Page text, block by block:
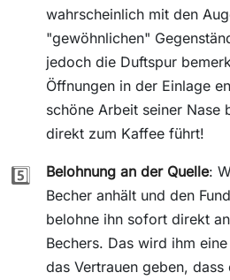
wahrscheinlich mit den
"gewöhnlichen"
jedoch die Duftspur
Öffnungen in der Einlage
schöne Arbeit seiner Nase
direkt zum Kaffee führt!
5️⃣ Belohnung an der Quelle:
Becher anhält und den
belohne ihn sofort direkt
Bechers. Das wird ihm
das Vertrauen geben,